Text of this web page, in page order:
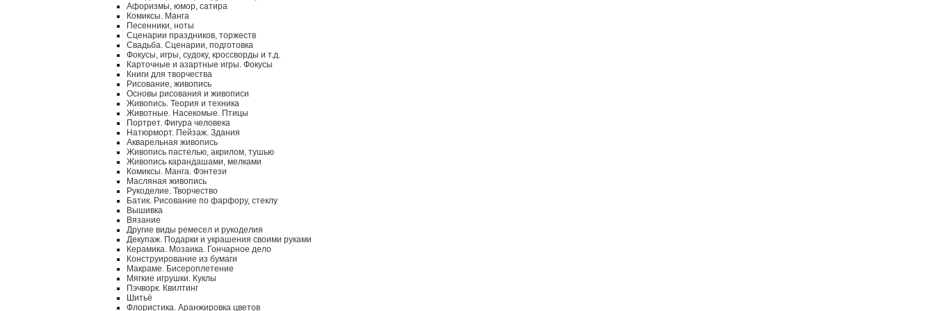
Афоризмы, юмор, сатира
Комиксы. Манга
Песенники, ноты
Сценарии праздников, торжеств
Свадьба. Сценарии, подготовка
Фокусы, игры, судоку, кроссворды и т.д.
Карточные и азартные игры. Фокусы
Книги для творчества
Рисование, живопись
Основы рисования и живописи
Живопись. Теория и техника
Животные. Насекомые. Птицы
Портрет. Фигура человека
Натюрморт. Пейзаж. Здания
Акварельная живопись
Живопись пастелью, акрилом, тушью
Живопись карандашами, мелками
Комиксы. Манга. Фэнтези
Масляная живопись
Рукоделие. Творчество
Батик. Рисование по фарфору, стеклу
Вышивка
Вязание
Другие виды ремесел и рукоделия
Декупаж. Подарки и украшения своими руками
Керамика. Мозаика. Гончарное дело
Конструирование из бумаги
Макраме. Бисероплетение
Мягкие игрушки. Куклы
Пэчворк. Квилтинг
Шитьё
Флористика. Аранжировка цветов